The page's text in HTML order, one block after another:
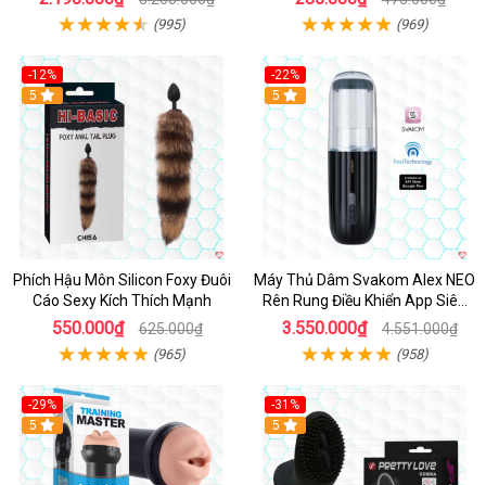
(995) (969)
-12%
Hot
5
Phích Hậu Môn Silicon Foxy Đuôi
Cáo Sexy Kích Thích Mạnh
550.000₫ 625.000₫
(965)
-22%
5
Máy Thủ Dâm Svakom Alex NEO
Rên Rung Điều Khiển App Siêu
Phê
3.550.000₫ 4.551.000₫
(958)
-29%
Hot
5
-31%
5